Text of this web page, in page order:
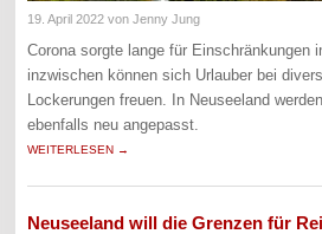
19. April 2022 von Jenny Jung
Corona sorgte lange für Einschränkungen
inzwischen können sich Urlauber bei
Lockerungen freuen. In Neuseeland
ebenfalls neu angepasst.
WEITERLESEN →
Neuseeland will die Grenzen für